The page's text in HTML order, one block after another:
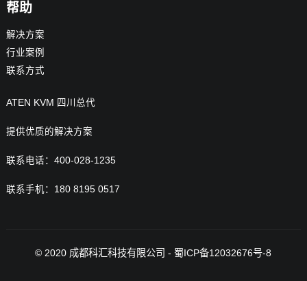
帮助
解决方案
行业案例
联系方式
ATEN KVM 四川总代
提供优质的解决方案
联系电话：400-028-1235
联系手机：180 8195 0517
© 2020 成都科汇科技有限公司 - 蜀ICP备12032676号-8